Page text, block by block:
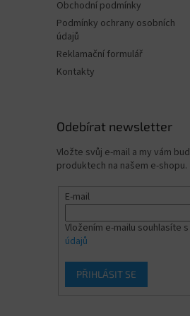
Obchodní podmínky
Podmínky ochrany osobních
údajů
Reklamační formulář
Kontakty
Odebírat newsletter
Vložte svůj e-mail a my vám
produktech na našem e-shopu.
E-mail
Vložením e-mailu souhlasíte s
údajů
PŘIHLÁSIT SE